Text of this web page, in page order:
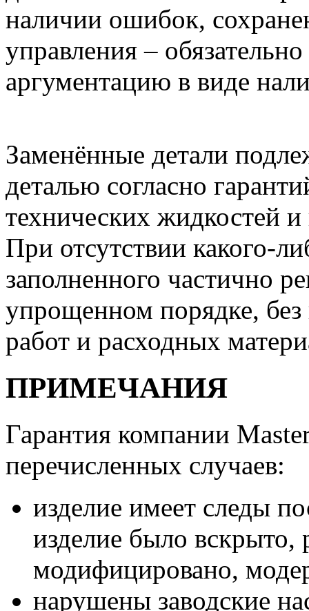
наличии ошибок,
управления –
аргументацию в виде
Заменённые детали
деталью согласно
технических жидкостей и
При отсутствии какого-
заполненного частично
упрощенном порядке,
работ и расходных
ПРИМЕЧАНИЯ
Гарантия компании
перечисленных случаев:
изделие имеет следы
изделие было вскрыто,
модифицировано,
нарушены заводские